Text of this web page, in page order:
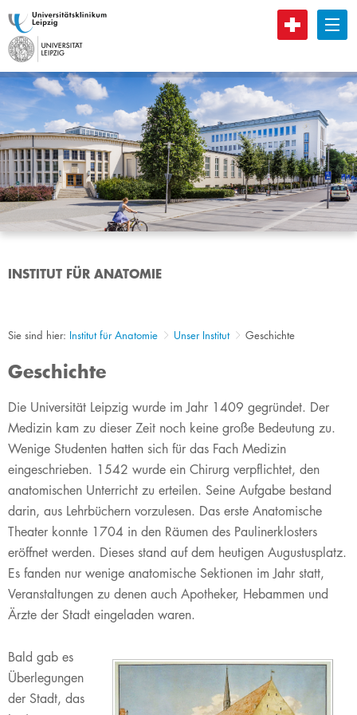
B
INSTITUT FÜR ANATOMIE
Sie sind hier: Institut für Anatomie Unser Institut Geschichte
Geschichte
​​Die Universität Leipzig wurde im Jahr 1409 gegründet. Der
Medizin kam zu dieser Zeit noch keine große Bedeutung zu.
Wenige Studenten hatten sich für das Fach Medizin
eingeschrieben. 1542 wurde ein Chirurg verpflichtet, den
anatomischen Unterricht zu erteilen. Seine Aufgabe bestand
darin, aus Lehrbüchern vorzulesen. Das erste Anatomische
Theater konnte 1704 in den Räumen des Paulinerklosters
eröffnet werden. Dieses stand auf dem heutigen Augustusplatz.
Es fanden nur wenige anatomische Sektionen im Jahr statt,
Veranstaltungen zu denen auch Apotheker, Hebammen und
Ärzte der Stadt eingeladen waren.
Bald gab es
Überlegungen
der Stadt, das